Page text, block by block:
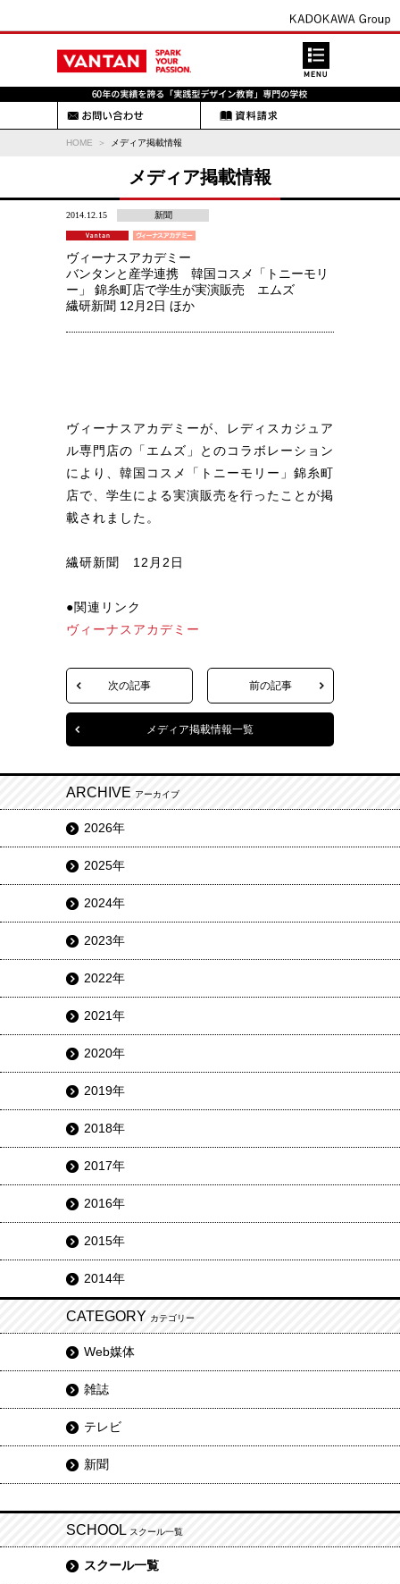
HOME メディア掲載情報
メディア掲載情報
2014.12.15 新聞
ヴィーナスアカデミー
バンタンと産学連携 韓国コスメ「トニーモリ
ー」 錦糸町店で学生が実演販売 エムズ
繊研新聞 12月2日 ほか
ヴィーナスアカデミーが、レディスカジュア
ル専門店の「エムズ」とのコラボレーション
により、韓国コスメ「トニーモリー」錦糸町
店で、学生による実演販売を行ったことが掲
載されました。
繊研新聞 12月2日
●関連リンク
ヴィーナスアカデミー
次の記事 前の記事
メディア掲載情報一覧
ARCHIVE アーカイブ
2026年
2025年
2024年
2023年
2022年
2021年
2020年
2019年
2018年
2017年
2016年
2015年
2014年
CATEGORY カテゴリー
Web媒体
雑誌
テレビ
新聞
SCHOOL スクール一覧
スクール一覧